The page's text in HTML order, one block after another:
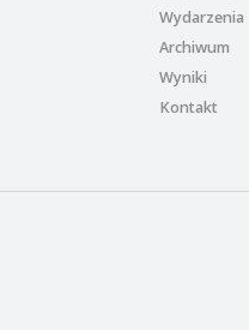
Wydarzenia
Archiwum
Wyniki
Kontakt